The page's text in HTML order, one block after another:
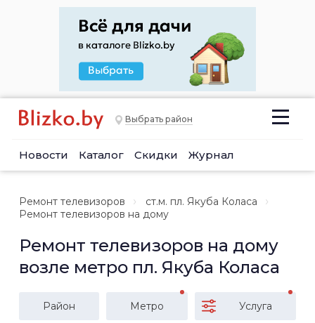
Выбрать район
Новости Каталог Скидки Журнал
Ремонт телевизоров
ст.м. пл. Якуба Коласа
Ремонт телевизоров на дому
Ремонт телевизоров на дому
возле метро пл. Якуба Коласа
Район Метро Услуга